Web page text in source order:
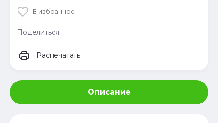
В избранное
Поделиться
Распечатать
Описание